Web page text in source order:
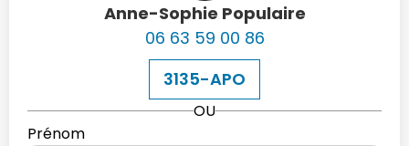
Anne-Sophie Populaire
06 63 59 00 86
3135-APO
OU
Prénom